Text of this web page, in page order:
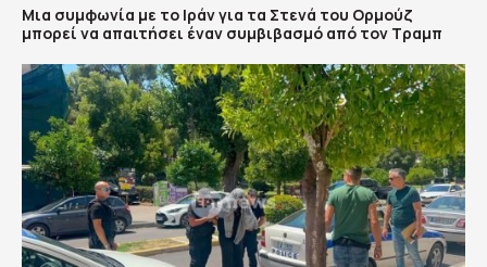
Μια συμφωνία με το Ιράν για τα Στενά του Ορμούζ
μπορεί να απαιτήσει έναν συμβιβασμό από τον Τραμπ